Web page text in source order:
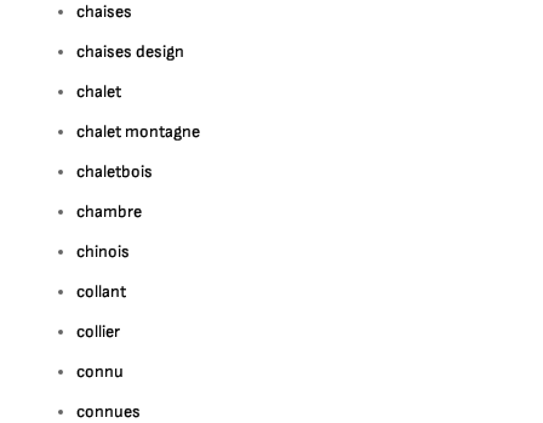
chaises
chaises design
chalet
chalet montagne
chaletbois
chambre
chinois
collant
collier
connu
connues